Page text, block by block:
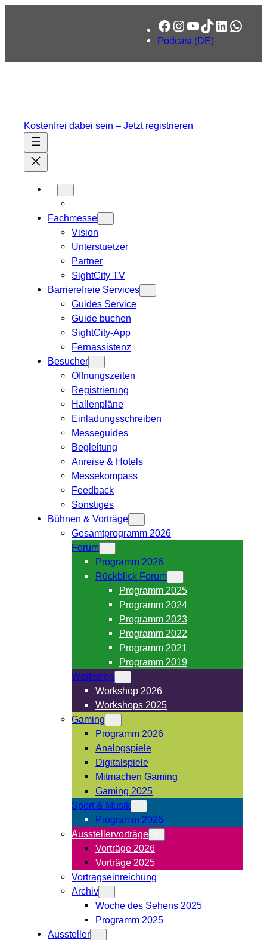
Facebook
Instagram
YouTube
TikTok
LinkedIn
Podcast (DE)
Kostenfrei dabei sein – Jetzt registrieren
Fachmesse
Vision
Unterstuetzer
Partner
SightCity TV
Barrierefreie Services
Guides Service
Guide buchen
SightCity-App
Fernassistenz
Besucher
Öffnungszeiten
Registrierung
Hallenpläne
Einladungsschreiben
Messeguides
Begleitung
Anreise & Hotels
Messekompass
Feedback
Sonstiges
Bühnen & Vorträge
Gesamtprogramm 2026
Forum
Programm 2026
Rückblick Forum
Programm 2025
Programm 2024
Programm 2023
Programm 2022
Programm 2021
Programm 2019
Workshop
Workshop 2026
Workshops 2025
Gaming
Programm 2026
Analogspiele
Digitalspiele
Mitmachen Gaming
Gaming 2025
Sport & Musik
Programm 2026
Ausstellervorträge
Vorträge 2026
Vorträge 2025
Vortragseinreichung
Archiv
Woche des Sehens 2025
Programm 2025
Aussteller